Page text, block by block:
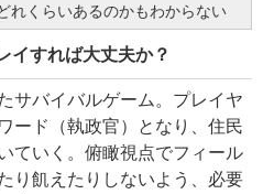
れくらいあるのかもわからない
イすれば大丈夫か？
サバイバルゲーム。プレイヤ
ード（執政官）となり、住民
ていく。俯瞰視点でフィール
り飢えたりしないよう、必要